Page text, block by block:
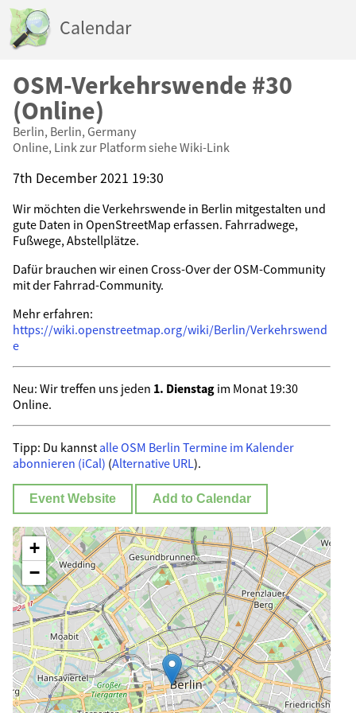
Calendar
OSM-Verkehrswende #30
(Online)
Berlin, Berlin, Germany
Online, Link zur Platform siehe Wiki-Link
7th December 2021 19:30
Wir möchten die Verkehrswende in Berlin mitgestalten und
gute Daten in OpenStreetMap erfassen. Fahrradwege,
Fußwege, Abstellplätze.
Dafür brauchen wir einen Cross-Over der OSM-Community
mit der Fahrrad-Community.
Mehr erfahren:
https://wiki.openstreetmap.org/wiki/Berlin/Verkehrswend
e
Neu: Wir treffen uns jeden 1. Dienstag im Monat 19:30
Online.
Tipp: Du kannst alle OSM Berlin Termine im Kalender
abonnieren (iCal) (Alternative URL).
Event Website Add to Calendar
+
−